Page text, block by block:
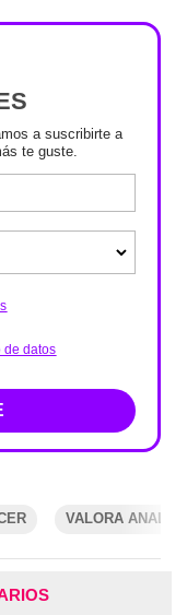
a suscribirte a
te guste.
de datos
VALORA